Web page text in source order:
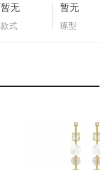
暂无
款式
暂无
琢型